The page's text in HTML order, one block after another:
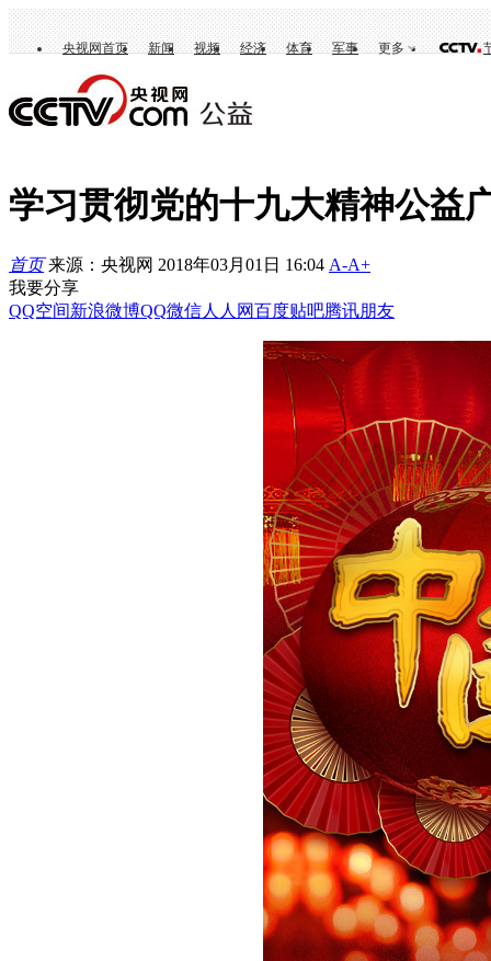
央视网首页 新闻 视频 经济 体育 军事 更多
学习贯彻党的十九大精神公益
首页 来源：央视网 2018年03月01日 16:04 A-A+
我要分享
QQ空间新浪微博QQ微信人人网百度贴吧腾讯朋友